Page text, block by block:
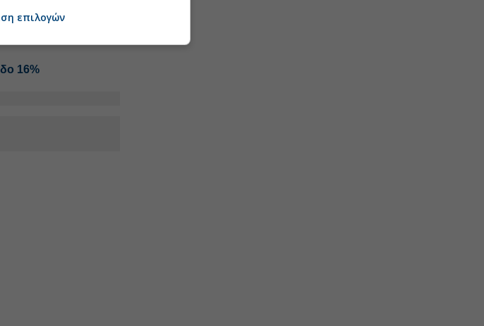
ποντάρει για το
16%
επιλογών